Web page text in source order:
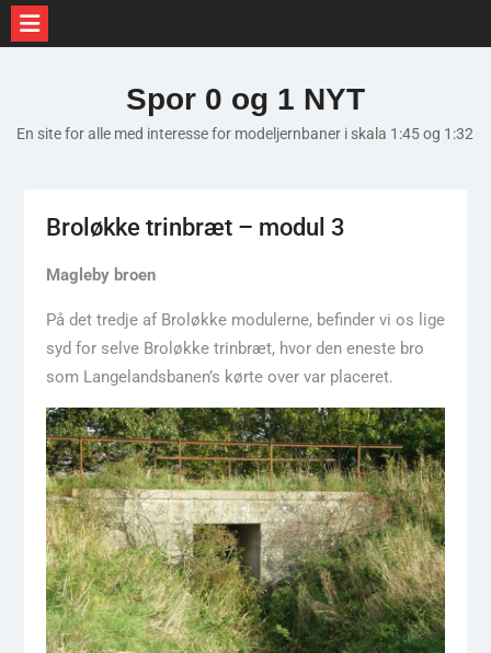
Spor 0 og 1 NYT
En site for alle med interesse for modeljernbaner i skala 1:45 og 1:32
Broløkke trinbræt – modul 3
Magleby broen
På det tredje af Broløkke modulerne, befinder vi os lige
syd for selve Broløkke trinbræt, hvor den eneste bro
som Langelandsbanen’s kørte over var placeret.